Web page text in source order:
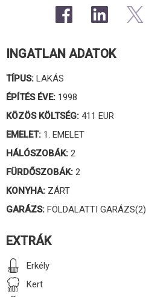
INGATLAN ADATOK
TÍPUS: LAKÁS
ÉPÍTÉS ÉVE: 1998
KÖZÖS KÖLTSÉG: 411 EUR
EMELET: 1. EMELET
HÁLÓSZOBÁK: 2
FÜRDŐSZOBÁK: 2
KONYHA: ZÁRT
GARÁZS: FÖLDALATTI GARÁZS(2)
EXTRÁK
Erkély
Kert